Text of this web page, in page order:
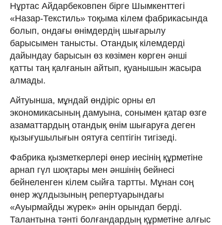
Нұртас Айдарбековпен бірге Шымкенттегі
«Назар-Текстиль» тоқыма кілем фабрикасында
болып, ондағы өнімдердің шығарылу
барысымен танысты. Отандық кілемдерді
дайындау барысын өз көзімен көрген әнші
қатты таң қалғанын айтып, қуанышын жасыра
алмады.
Айтуынша, мұндай өндіріс орны ел
экономикасының дамуына, сонымен қатар өзге
азаматтардың отандық өнім шығаруға деген
қызығушылығын оятуға септігін тигізеді.
Фабрика қызметкерлері өнер иесінің құрметіне
арнап гүл шоқтары мен әншінің бейнесі
бейнеленген кілем сыйға тартты. Мұнан соң
өнер жұлдызының репертуарындағы
«Ауырмайды жүрек» әнін орындап берді.
Талантына тәнті болғандардың құрметіне алғыс